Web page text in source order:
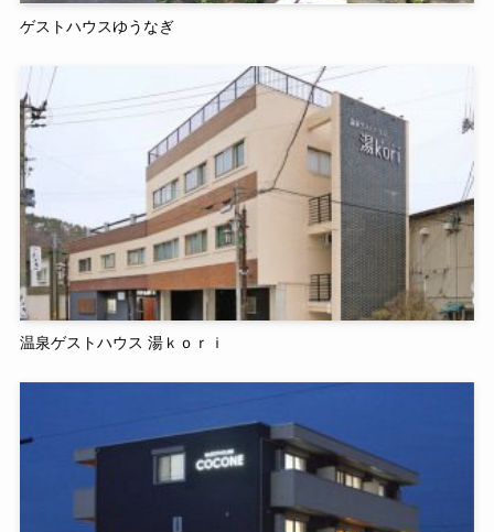
ゲストハウスゆうなぎ
温泉ゲストハウス 湯ｋｏｒｉ